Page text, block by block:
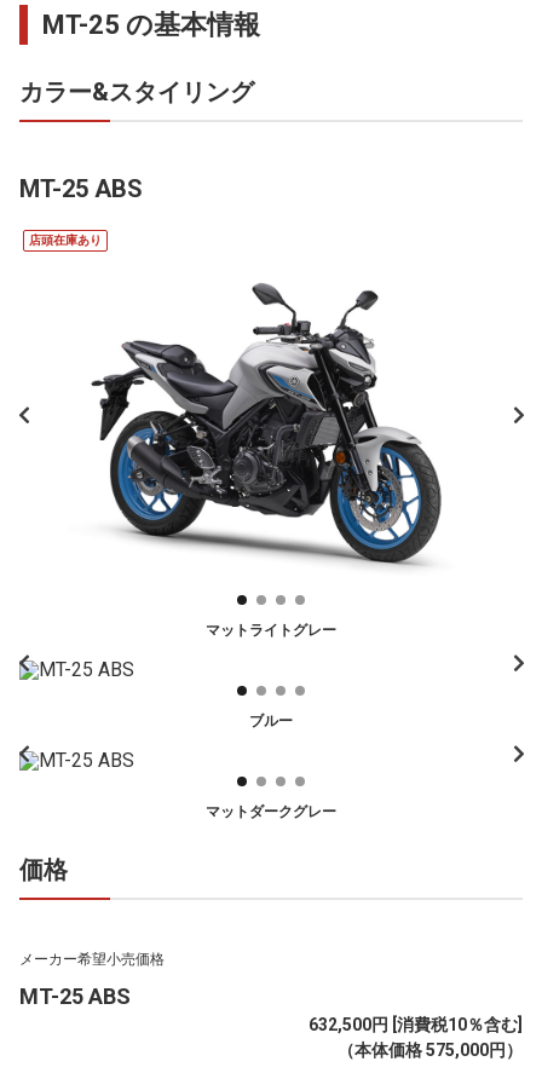
MT-25 の基本情報
カラー&スタイリング
MT-25 ABS
店頭在庫あり
マットライトグレー
ブルー
マットダークグレー
価格
メーカー希望小売価格
MT-25 ABS
632,500円 [消費税10％含む]
（本体価格 575,000円）